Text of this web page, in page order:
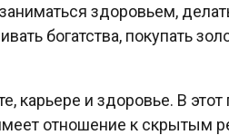
здоровьем,
богатства, покупать
карьере и здоровье. В этот
отношение к скрытым